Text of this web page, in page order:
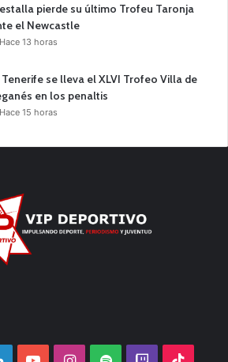
pierde su último Trofeu Taronja
el Newcastle
Hace 13 horas
Tenerife se lleva el XLVI Trofeo Villa de
en los penaltis
Hace 15 horas